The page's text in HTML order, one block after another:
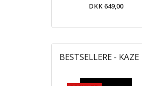
DKK 649,00
BESTSELLERE - KAZE